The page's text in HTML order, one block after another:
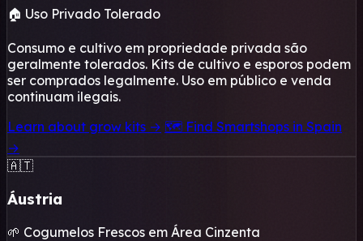
🏠 Uso Privado Tolerado
Consumo e cultivo em propriedade privada são
geralmente tolerados. Kits de cultivo e esporos podem
ser comprados legalmente. Uso em público e venda
continuam ilegais.
Learn about grow kits → 🗺️ Find Smartshops in Spain
→
🇦🇹
Áustria
🌱 Cogumelos Frescos em Área Cinzenta